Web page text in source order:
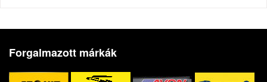
Forgalmazott márkák